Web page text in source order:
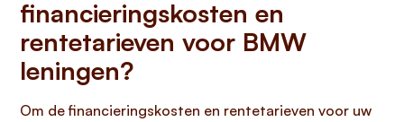
financieringskosten en
rentetarieven voor BMW
leningen?
Om de financieringskosten en rentetarieven voor uw